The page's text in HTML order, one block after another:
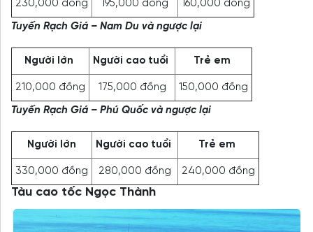
230,000 đồng 195,000 đồng 160,000 đồng
Tuyến Rạch Giá – Nam Du và ngược lại
Người lớn Người cao tuổi Trẻ em
210,000 đồng 175,000 đồng 150,000 đồng
Tuyến Rạch Giá – Phú Quốc và ngược lại
Người lớn Người cao tuổi Trẻ em
330,000 đồng 280,000 đồng 240,000 đồng
Tàu cao tốc Ngọc Thành